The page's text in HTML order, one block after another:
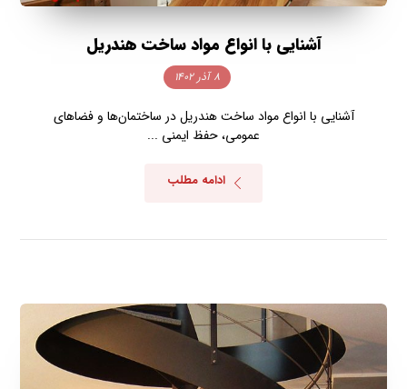
آشنایی با انواع مواد ساخت هندریل
۸ آذر ۱۴۰۲
آشنایی با انواع مواد ساخت هندریل در ساختمان‌ها و فضاهای
عمومی، حفظ ایمنی ...
ادامه مطلب